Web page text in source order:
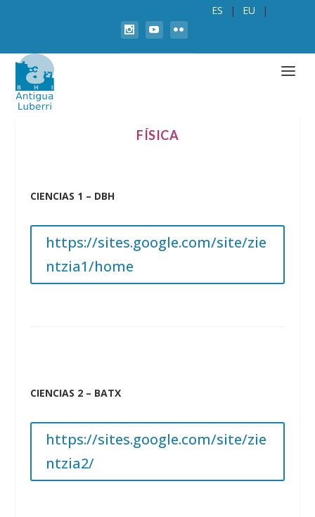
EU
ES
FÍSICA
CIENCIAS 1 – DBH
https://sites.google.com/site/zie
ntzia1/home
CIENCIAS 2 – BATX
https://sites.google.com/site/zie
ntzia2/